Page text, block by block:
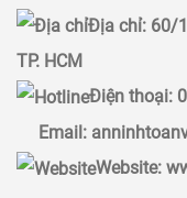
Địa chỉ: 60/
TP. HCM
Điện thoại:
Email:
Website: